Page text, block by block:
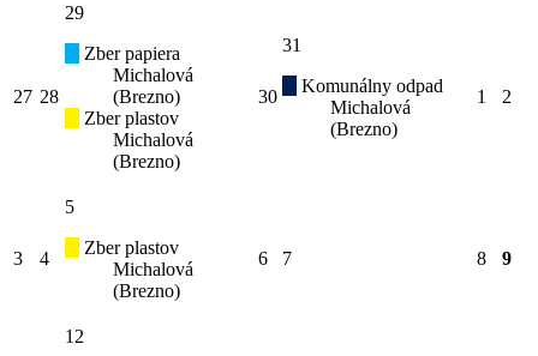
27 28
29
Zber papiera
Michalová
(Brezno)
Zber plastov
Michalová
(Brezno)
30
31
Komunálny odpad
Michalová
(Brezno)
1 2
3 4
5
Zber plastov
Michalová
(Brezno)
6 7 8 9
12